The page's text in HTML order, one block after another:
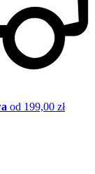
od 199,00 zł